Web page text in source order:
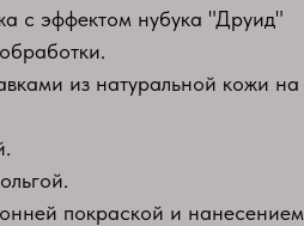
с эффектом нубука "Друид"
из натуральной кожи на
покраской и нанесением